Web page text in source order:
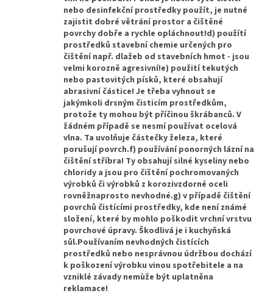
nebo desinfekční prostředky použít, je nutné
zajistit dobré větrání prostor a čištěné
povrchy dobře a rychle opláchnout!d) použítí
prostředků stavební chemie určených pro
čištění např. dlažeb od stavebních hmot - jsou
velmi korozně agresivní!e) použití tekutých
nebo pastovitých písků, které obsahují
abrasivní částice! Je třeba vyhnout se
jakýmkoli drsným čisticím prostředkům,
protože ty mohou být příčinou škrábanců. V
žádném případě se nesmí používat ocelová
vlna. Ta uvolňuje částečky železa, které
porušují povrch.f) používání ponorných lázní na
čištění stříbra! Ty obsahují silné kyseliny nebo
chloridy a jsou pro čištění pochromovaných
výrobků či výrobků z korozivzdorné oceli
rovněžnaprosto nevhodné.g) v případě čištění
povrchů čistícími prostředky, kde není známé
složení, které by mohlo poškodit vrchní vrstvu
povrchové úpravy. Škodlivá je i kuchyňská
sůl.Používaním nevhodných čistících
prostředků nebo nesprávnou údržbou dochází
k poškození výrobku vinou spotřebitele a na
vzniklé závady nemùže být uplatněna
reklamace!